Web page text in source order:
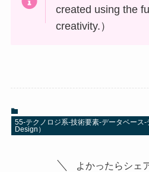
created using the
creativity.）
55-テクノロジ系-技術要素-データベース
Design）
よかったらシェ